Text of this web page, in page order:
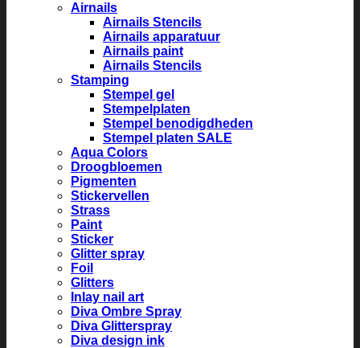
Airnails
Airnails Stencils
Airnails apparatuur
Airnails paint
Airnails Stencils
Stamping
Stempel gel
Stempelplaten
Stempel benodigdheden
Stempel platen SALE
Aqua Colors
Droogbloemen
Pigmenten
Stickervellen
Strass
Paint
Sticker
Glitter spray
Foil
Glitters
Inlay nail art
Diva Ombre Spray
Diva Glitterspray
Diva design ink